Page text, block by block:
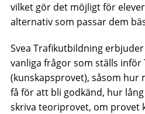
vilket gör det möjligt för
alternativ som passar dem
Svea Trafikutbildning
vanliga frågor som ställs
(kunskapsprovet), såsom hur
få för att bli godkänd, hur
skriva teoriprovet, om provet